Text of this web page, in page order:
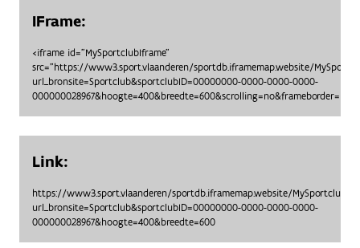
IFrame:
<iframe id="MySportclubIframe"
src="https://www3.sport.vlaanderen/sportdb.iframemap.website/
url_bronsite=Sportclub&sportclubID=00000000-0000-0000-0000-
Link:
https://www3.sport.vlaanderen/sportdb.iframemap.website/
url_bronsite=Sportclub&sportclubID=00000000-0000-0000-0000-
000000028967&hoogte=400&breedte=600